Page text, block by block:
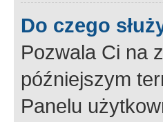
Do czego
Pozwala Ci na
późniejszym
Panelu